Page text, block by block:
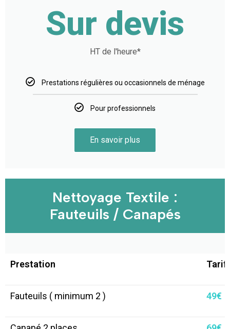
Sur devis
HT de l'heure*
Prestations régulières ou occasionnels de ménage
Pour professionnels
En savoir plus
Nettoyage Textile :
Fauteuils / Canapés
Prestation
Fauteuils ( minimum 2 ) 49€